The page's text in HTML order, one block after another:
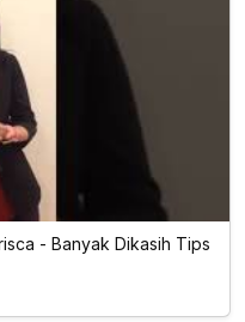
- Banyak Dikasih Tips